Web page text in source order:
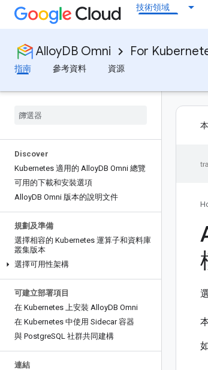
技術領域
AlloyDB Omni For
指南
參考資料 資源
Discover
Kubernetes 適用的 AlloyDB Omni 總覽
可用的下載和安裝選項
AlloyDB Omni 版本的說明文件
規劃及準備
選擇相容的 Kubernetes 運算子和資料庫
叢集版本
選擇可用性架構
可建立部署項目
在 Kubernetes 上安裝 AlloyDB Omni
在 Kubernetes 中使用 Sidecar 容器
與 PostgreSQL 社群共同建構
連結